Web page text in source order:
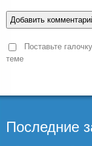
Поставьте
теме
Последние